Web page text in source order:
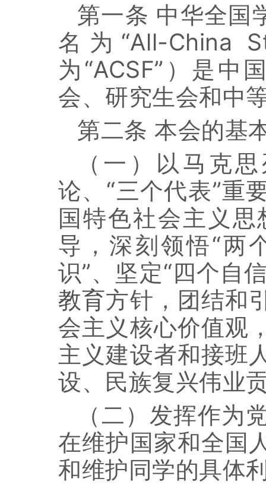
第一条 中华全国
名为 “All-China
为 “ACSF” ）是中
会、研究生会和中
第二条 本会的基
（一）以马克
论、 “三个代表”重
国特色社会主义
导，深刻领悟“两
识”、坚定“四个自
教育方针，团结和
会主义核心价值观
主义建设者和接班
设、民族复兴伟业
（二）发挥作为
在维护国家和全国
和维护同学的具体